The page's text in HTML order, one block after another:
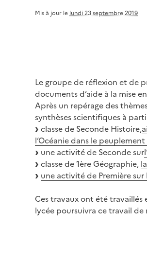
Mis à jour le lundi 23 septembre 2019
Le groupe de réflexion et de
documents d’aide à la mise
Après un repérage des
synthèses scientifiques à
classe de Seconde Histoire,
l’Océanie dans le
une activité de Seconde sur
classe de 1ère Géographie,
une activité de Première sur
Ces travaux ont été travaillés
lycée poursuivra ce travail